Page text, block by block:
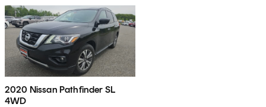
2020 Nissan Pathfinder SL
4WD